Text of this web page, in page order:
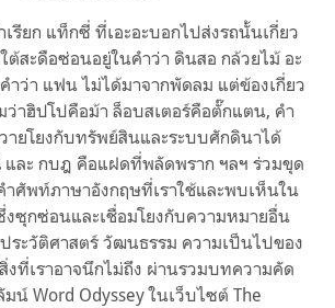
เรียก แท็กซี่ ที่เอะอะบอกไปส่งรถนั้นเกี่ยว
ต้สะดือซ่อนอยู่ในคำว่า ดินสอ กล้วยไม้ อะ
ำว่า แฟน ไม่ได้มาจากพัดลม แต่ข้องเกี่ยว
ว่าฮิปโปคือม้า ล็อบสเตอร์คือตั๊กแตน, คำ
ายโยงกับทรัพย์สินและระบบศักดินาได้
และ กบฎ คือแฝดที่พลัดพราก ฯลฯ ร่วมขุด
ศัพท์ภาษาอังกฤษที่เราใช้และพบเห็นใน
ซุกซ่อนและเชื่อมโยงกับความหมายอื่น
ประวัติศาสตร์ วัฒนธรรม ความเป็นไปของ
งที่เราอาจนึกไม่ถึง ผ่านรวมบทความคัด
มน์ Word Odyssey ในเว็บไซต์ The